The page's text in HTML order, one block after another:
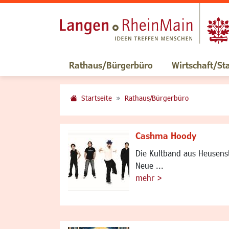
Rathaus/Bürgerbüro Wirtschaft/
Startseite Rathaus/Bürgerbüro
Cashma Hoody
Die Kultband aus
Neue ...
mehr >